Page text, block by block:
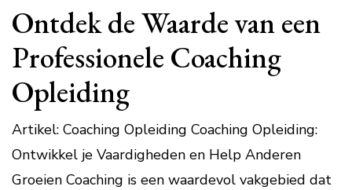
Ontdek de Waarde van een
Professionele Coaching
Opleiding
Artikel: Coaching Opleiding Coaching Opleiding:
Ontwikkel je Vaardigheden en Help Anderen
Groeien Coaching is een waardevol vakgebied dat